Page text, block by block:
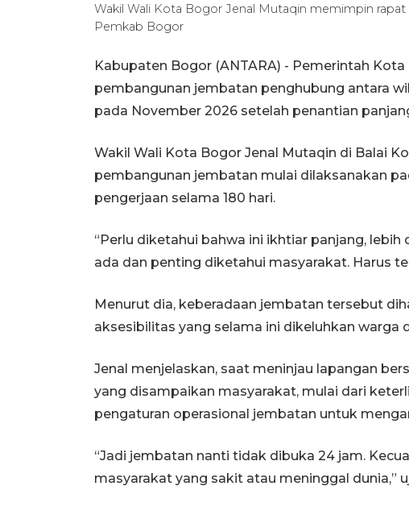
Wakil Wali Kota Bogor Jenal Mutaqin memimpin
Pemkab Bogor
Kabupaten Bogor (ANTARA) - Pemerintah
pembangunan jembatan penghubung antara
pada November 2026 setelah penantian
Wakil Wali Kota Bogor Jenal Mutaqin di Balai
pembangunan jembatan mulai dilaksanakan
pengerjaan selama 180 hari.
“Perlu diketahui bahwa ini ikhtiar panjang,
ada dan penting diketahui masyarakat. Harus
Menurut dia, keberadaan jembatan tersebut
aksesibilitas yang selama ini dikeluhkan warga
Jenal menjelaskan, saat meninjau lapangan
yang disampaikan masyarakat, mulai dari
pengaturan operasional jembatan untuk
“Jadi jembatan nanti tidak dibuka 24 jam.
masyarakat yang sakit atau meninggal dunia,”